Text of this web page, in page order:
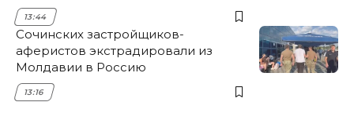
13:44
Сочинских застройщиков-
аферистов экстрадировали из
Молдавии в Россию
13:16